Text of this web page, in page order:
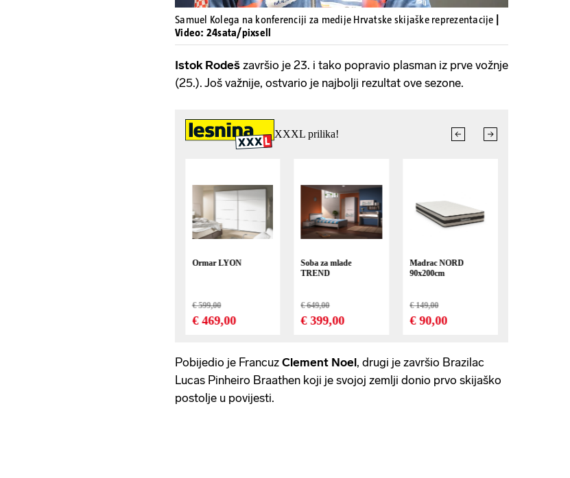
Samuel Kolega na konferenciji za medije Hrvatske skijaške reprezentacije
Video: 24sata/pixsell
Istok Rodeš završio je 23. i tako popravio plasman iz prve vožnje
(25.). Još važnije, ostvario je najbolji rezultat ove sezone.
Pobijedio je Francuz Clement Noel, drugi je završio Brazilac
Lucas Pinheiro Braathen koji je svojoj zemlji donio prvo skijaško
postolje u povijesti.